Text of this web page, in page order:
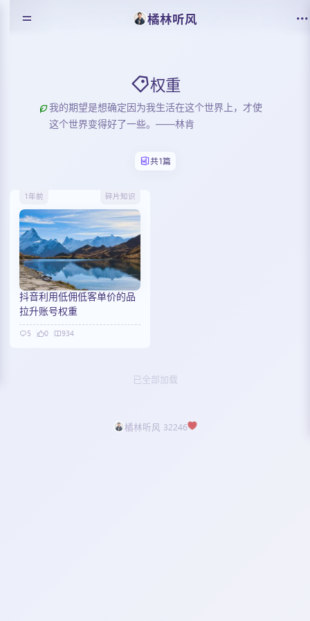
橘林听风
权重
我的期望是想确定因为我生活在这个世界上，才使
这个世界变得好了一些。——林肯
共1篇
1年前 碎片知识
抖音利用低佣低客单价的品
拉升账号权重
5 0 934
已全部加载
橘林听风 32246